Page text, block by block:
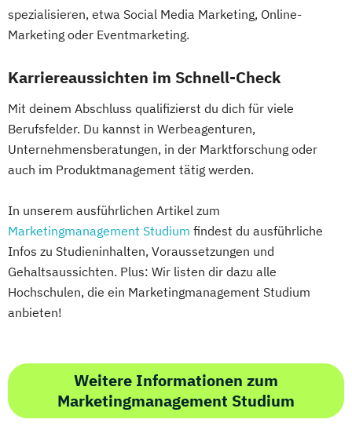
spezialisieren, etwa Social Media Marketing, Online-
Marketing oder Eventmarketing.
Karriereaussichten im Schnell-Check
Mit deinem Abschluss qualifizierst du dich für viele
Berufsfelder. Du kannst in Werbeagenturen,
Unternehmensberatungen, in der Marktforschung oder
auch im Produktmanagement tätig werden.
In unserem ausführlichen Artikel zum
Marketingmanagement Studium findest du ausführliche
Infos zu Studieninhalten, Voraussetzungen und
Gehaltsaussichten. Plus: Wir listen dir dazu alle
Hochschulen, die ein Marketingmanagement Studium
anbieten!
Weitere Informationen zum
Marketingmanagement Studium